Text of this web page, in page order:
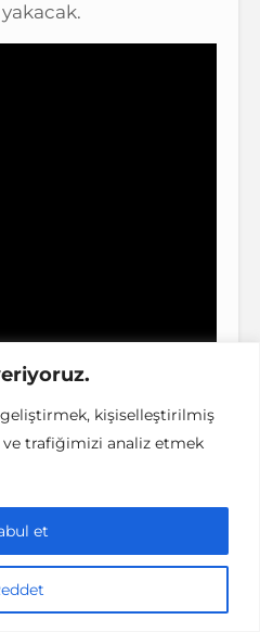
kişiselleştirilmiş
trafiğimizi analiz etmek
et
16 Haziran